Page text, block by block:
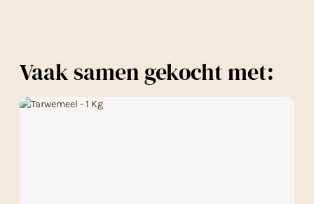
Vaak samen gekocht met: